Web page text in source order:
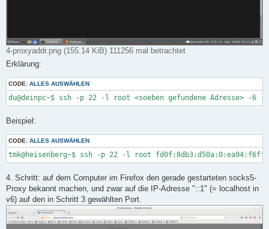
4-proxyaddr.png (155.14 KiB) 111256 mal betrachtet
Erklärung:
CODE: ALLES AUSWÄHLEN
du@deinpc~$ ssh -p 22 -l root <soeben gefundene Adresse> -
Beispiel:
CODE: ALLES AUSWÄHLEN
tmk@heisenberg~$ ssh -p 22 -l root
4. Schritt: auf dem Computer im Firefox den gerade gestarteten socks5-
Proxy bekannt machen, und zwar auf die IP-Adresse "::1" (= localhost in
v6) auf den in Schritt 3 gewählten Port.